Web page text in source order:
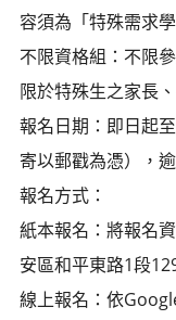
容須為「特殊需求
不限資格組：不限
限於特殊生之家長
報名日期：即日起
寄以郵戳為憑），
報名方式：
紙本報名：將報名
安區和平東路1段
線上報名：依